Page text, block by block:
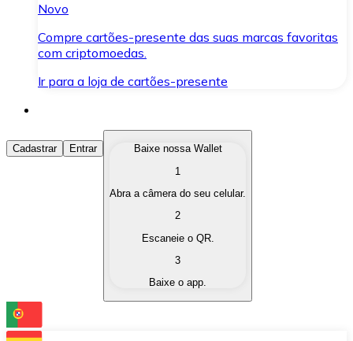
Novo
Compre cartões-presente das suas marcas favoritas
com criptomoedas.
Ir para a loja de cartões-presente
Comprar Criptomoedas
Compre as criptomoedas de seu interesse de forma
Converta suas criptomoedas em moeda fiduciária
Troque uma criptomoeda por outra
Cadastrar Entrar
Baixe nossa Wallet
1
Abra a câmera do seu celular.
2
Escaneie o QR.
3
Baixe o app.